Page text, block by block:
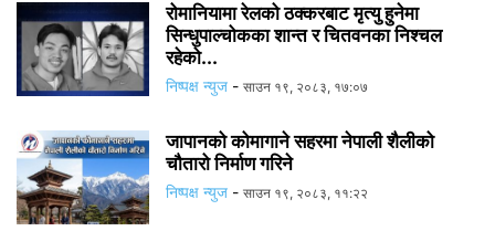
रोमानियामा रेलको ठक्करबाट मृत्यु हुनेमा
सिन्धुपाल्चोकका शान्त र चितवनका निश्चल
रहेको...
निष्पक्ष न्युज - साउन १९, २०८३, १७:०७
जापानको कोमागाने सहरमा नेपाली शैलीको
चौतारो निर्माण गरिने
निष्पक्ष न्युज - साउन १९, २०८३, ११:२२